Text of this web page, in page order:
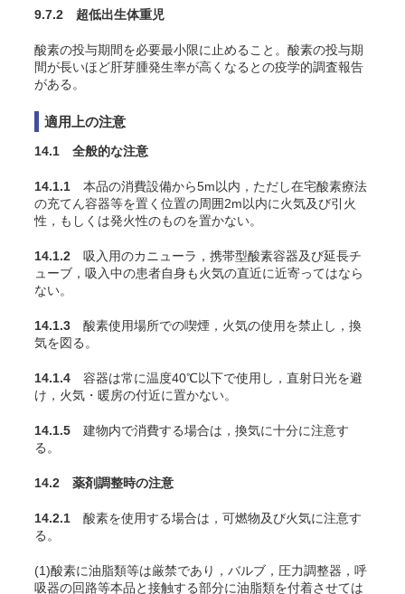
9.7.2 超低出生体重児
酸素の投与期間を必要最小限に止めること。酸素の投与期
間が長いほど肝芽腫発生率が高くなるとの疫学的調査報告
がある 。
適用上の注意
14.1 全般的な注意
14.1.1 本品の消費設備から5m以内，ただし在宅酸素療法
の充てん容器等を置く位置の周囲2m以内に火気及び引火
性，もしくは発火性のものを置かない。
14.1.2 吸入用のカニューラ，携帯型酸素容器及び延長チ
ューブ，吸入中の患者自身も火気の直近に近寄ってはなら
ない。
14.1.3 酸素使用場所での喫煙，火気の使用を禁止し，換
気を図る。
14.1.4 容器は常に温度40℃以下で使用し，直射日光を避
け，火気・暖房の付近に置かない。
14.1.5 建物内で消費する場合は，換気に十分に注意す
る。
14.2 薬剤調整時の注意
14.2.1 酸素を使用する場合は，可燃物及び火気に注意す
る。
(1)酸素に油脂類等は厳禁であり，バルブ，圧力調整器，呼
吸器の回路等本品と接触する部分に油脂類を付着させては